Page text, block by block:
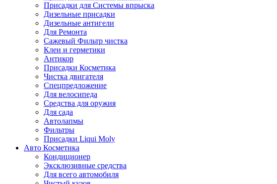
Присадки для Системы впрыска
Дизельные присадки
Дизельные антигели
Для Ремонта
Сажевый Фильтр чистка
Клеи и герметики
Антикор
Присадки Косметика
Чистка двигателя
Спецпредложение
Для велосипеда
Средства для оружия
Для сада
Автолапмы
Фильтры
Присадки Liqui Moly
Авто Косметика
Кондиционер
Эксклюзивные средства
Для всего автомобиля